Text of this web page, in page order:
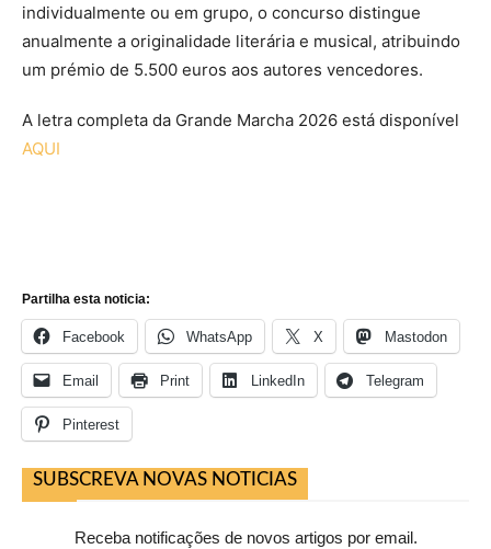
individualmente ou em grupo, o concurso distingue
anualmente a originalidade literária e musical, atribuindo
um prémio de 5.500 euros aos autores vencedores.
A letra completa da Grande Marcha 2026 está disponível
AQUI
Partilha esta noticia:
Facebook WhatsApp X Mastodon
Email Print LinkedIn Telegram
Pinterest
SUBSCREVA NOVAS NOTICIAS
Receba notificações de novos artigos por email.